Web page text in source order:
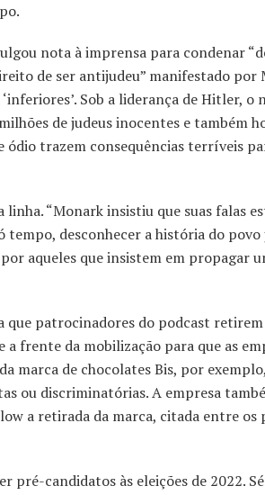
nota à imprensa para condenar
de ser antijudeu” manifestado por
Sob a liderança de Hitler, o
de judeus inocentes e também
trazem consequências terríveis
“Monark insistiu que suas falas
desconhecer a história do povo
aqueles que insistem em propagar
que patrocinadores do podcast
frente da mobilização para que as
marca de chocolates Bis, por
ou discriminatórias. A empresa
a retirada da marca, citada entre
candidatos às eleições de 2022.